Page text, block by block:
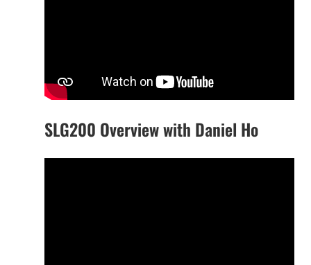
SLG200 Overview with Daniel Ho